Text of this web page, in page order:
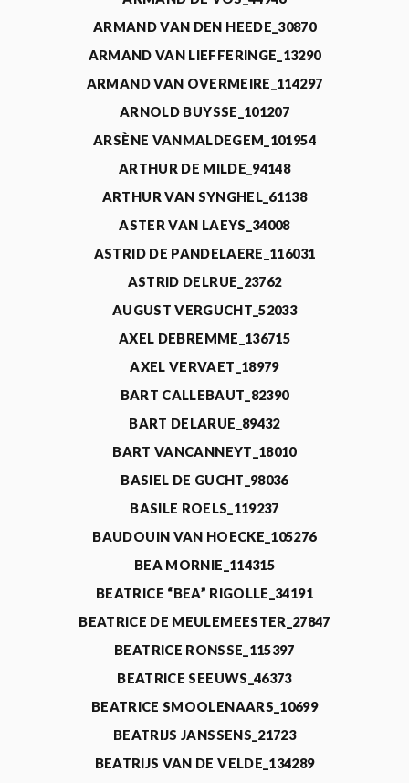
ARMAND VAN DEN HEEDE_30870
ARMAND VAN LIEFFERINGE_13290
ARMAND VAN OVERMEIRE_114297
ARNOLD BUYSSE_101207
ARSÈNE VANMALDEGEM_101954
ARTHUR DE MILDE_94148
ARTHUR VAN SYNGHEL_61138
ASTER VAN LAEYS_34008
ASTRID DE PANDELAERE_116031
ASTRID DELRUE_23762
AUGUST VERGUCHT_52033
AXEL DEBREMME_136715
AXEL VERVAET_18979
BART CALLEBAUT_82390
BART DELARUE_89432
BART VANCANNEYT_18010
BASIEL DE GUCHT_98036
BASILE ROELS_119237
BAUDOUIN VAN HOECKE_105276
BEA MORNIE_114315
BEATRICE “BEA” RIGOLLE_34191
BEATRICE DE MEULEMEESTER_27847
BEATRICE RONSSE_115397
BEATRICE SEEUWS_46373
BEATRICE SMOOLENAARS_10699
BEATRIJS JANSSENS_21723
BEATRIJS VAN DE VELDE_134289